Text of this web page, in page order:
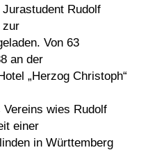
Rudolf
zur
Von 63
an der
„Herzog Christoph“
wies Rudolf
einer
in Württemberg